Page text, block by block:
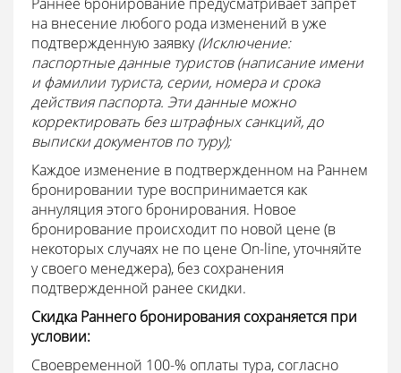
на внесение любого рода изменений в уже
подтвержденную заявку(Исключение:
паспортные данные туристов (написание имени
и фамилии туриста, серии, номера и срока
действия паспорта. Эти данные можно
корректировать без штрафных санкций, до
выписки документов по туру);
Каждое изменение в подтвержденном на Раннем
бронировании туре воспринимается как
аннуляция этого бронирования. Новое
бронирование происходит по новой цене (в
некоторых случаях не по цене On-line, уточняйте
у своего менеджера), без сохранения
подтвержденной ранее скидки.
Скидка Раннего бронирования сохраняется при
условии:
Своевременной 100-% оплаты тура, согласно